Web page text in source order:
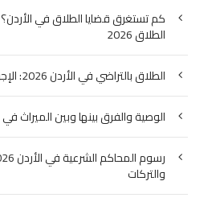
كم تستغرق قضايا الطلاق في
الطلاق 2026
الطلاق بالتراضي في الأردن 2026: الإجراءات والحقوق والعدة
الوصية والفرق بينها وبين الميراث في
والتركات